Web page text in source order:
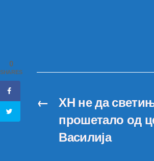
←
ХН не да
прошетало од
Василија
0
SHARES